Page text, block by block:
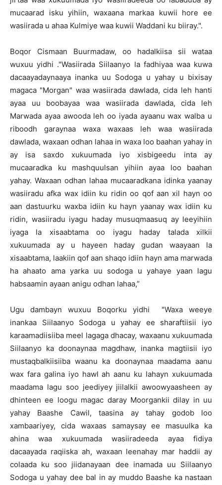
mucaarad isku yihiin, waxaana markaa kuwii hore ee
wasiirada u ahaa Kulmiye waa kuwii Waddani ku biiray.".
Boqor Cismaan Buurmadaw, oo hadalkiisa sii wataa
wuxuu yidhi ."Wasiirada Siilaanyo la fadhiyaa waa kuwa
dacaayadaynaaya inanka uu Sodoga u yahay u bixisay
magaca "Morgan" waa wasiirada dawlada, cida leh hanti
ayaa uu boobayaa waa wasiirada dawlada, cida leh
Marwada ayaa awooda leh oo iyada ayaanu wax walba u
riboodh garaynaa waxa waxaas leh waa wasiirada
dawlada, waxaan odhan lahaa in waxa loo baahan yahay in
ay isa saxdo xukuumada iyo xisbigeedu inta ay
mucaaradka ku mashquulsan yihiin ayaa loo baahan
yahay. Waxaan odhan lahaa mucaaradkana idinka yaanay
wasiiradu afka wax idiin ku ridin oo qof aan xil hayn oo
aan dastuurku waxba idiin ku hayn yaanay wax idiin ku
ridin, wasiiradu iyagu haday musuqmaasuq ay leeyihiin
iyaga la xisaabtama oo iyagu haday talada xilkii
xukuumada ay u hayeen haday gudan waayaan la
xisaabtama, laakiin qof aan shaqo idiin hayn ama marwada
ha ahaato ama yarka uu sodoga u yahaye yaan lagu
habsaamin ayaan anigu odhan lahaa,”
Ugu dambayn wuxuu Boqorku yidhi "Waxa weeye
inankaa Siilaanyo Sodoga u yahay ee sharaftiisii iyo
karaamadiisiiba meel lagaga dhacay, waxaanu xukuumada
Siilaanyo ka doonaynaa magdhaw, inanka magtiisii iyo
mustaqbalkiisiiba waanu ka doonaynaa maadama aanu
wax fara galina iyo hawl ah aanu ku lahayn xukuumada
maadama lagu soo jeediyey jiilalkii awoowyaasheen ay
dhinteen ee loogu magac daray Moorgankii dilay in uu
yahay Baashe Cawil, taasina ay tahay godob loo
xambaariyey, cida waxaas samaysay ee masuulka ka
ahina waa xukuumada wasiiradeeda ayaa fidiya
dacaayada raqiiska ah, waxaan leenahay mar haddii ay
colaada ku soo jiidanayaan dee inamada uu Siilaanyo
Sodoga u yahay dee bal in ay muddo Baashe ka nastaan